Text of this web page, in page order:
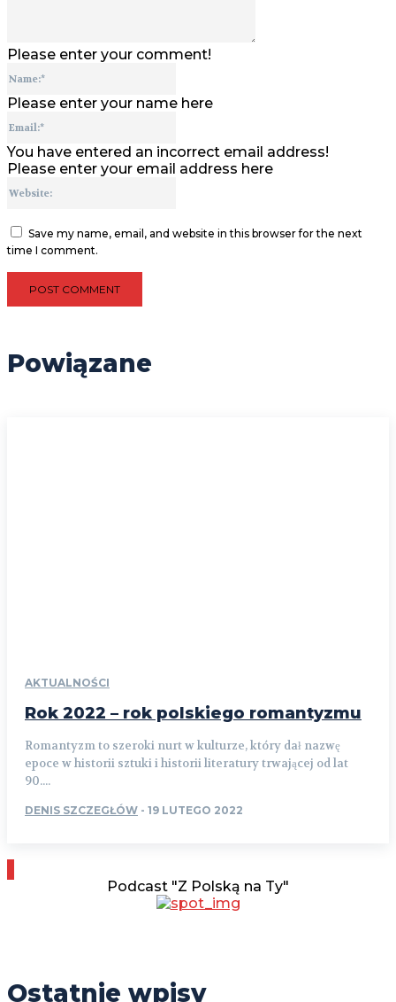
Please enter your comment!
Please enter your name here
You have entered an incorrect email address!
Please enter your email address here
Save my name, email, and website in this browser for the next
time I comment.
Powiązane
AKTUALNOŚCI
Rok 2022 – rok polskiego romantyzmu
Romantyzm to szeroki nurt w kulturze, który dał nazwę
epoce w historii sztuki i historii literatury trwającej od lat
90....
DENIS SZCZEGŁÓW - 19 LUTEGO 2022
Podcast "Z Polską na Ty"
Ostatnie wpisy